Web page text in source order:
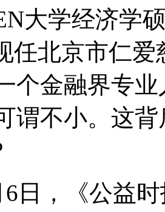
大学经济学
任北京市仁爱
个金融界专
谓不小。这
6日，《公益